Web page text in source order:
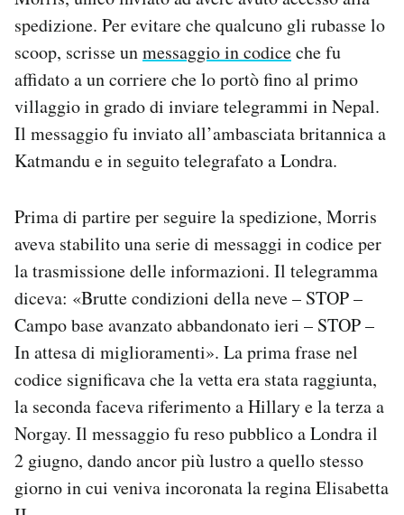
spedizione. Per evitare che qualcuno gli rubasse lo
scoop, scrisse unmessaggio in codiceche fu
affidato a un corriere che lo portò fino al primo
villaggio in grado di inviare telegrammi in Nepal.
Il messaggio fu inviato all’ambasciata britannica a
Katmandu e in seguito telegrafato a Londra.
Prima di partire per seguire la spedizione, Morris
aveva stabilito una serie di messaggi in codice per
la trasmissione delle informazioni. Il telegramma
diceva: «Brutte condizioni della neve – STOP –
Campo base avanzato abbandonato ieri – STOP –
In attesa di miglioramenti». La prima frase nel
codice significava che la vetta era stata raggiunta,
la seconda faceva riferimento a Hillary e la terza a
Norgay. Il messaggio fu reso pubblico a Londra il
2 giugno, dando ancor più lustro a quello stesso
giorno in cui veniva incoronata la regina Elisabetta